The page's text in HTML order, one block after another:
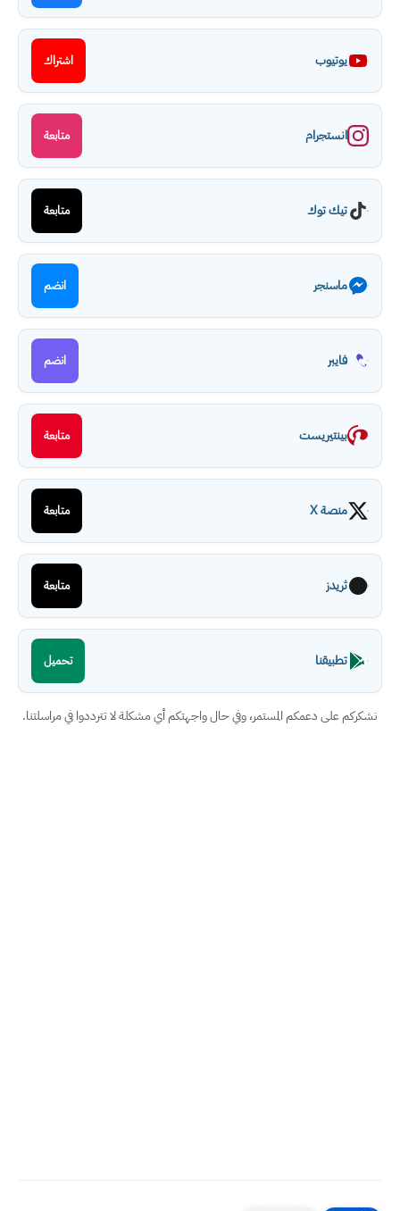
يوتيوب اشتراك
انستجرام متابعة
تيك توك متابعة
ماسنجر انضم
فايبر انضم
بينتيريست متابعة
منصة X متابعة
ثريدز متابعة
تطبيقنا تحميل
نشكركم على دعمكم المستمر، وفي حال واجهتكم أي مشكلة لا تترددوا في مراسلتنا.